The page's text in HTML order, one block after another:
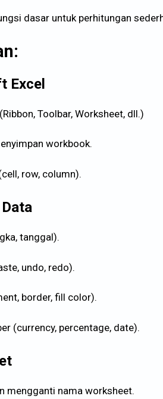
dasar untuk perhitungan
Excel
Toolbar, Worksheet, dll.)
workbook.
row, column).
tanggal).
undo, redo).
border, fill color).
(currency, percentage, date).
mengganti nama worksheet.